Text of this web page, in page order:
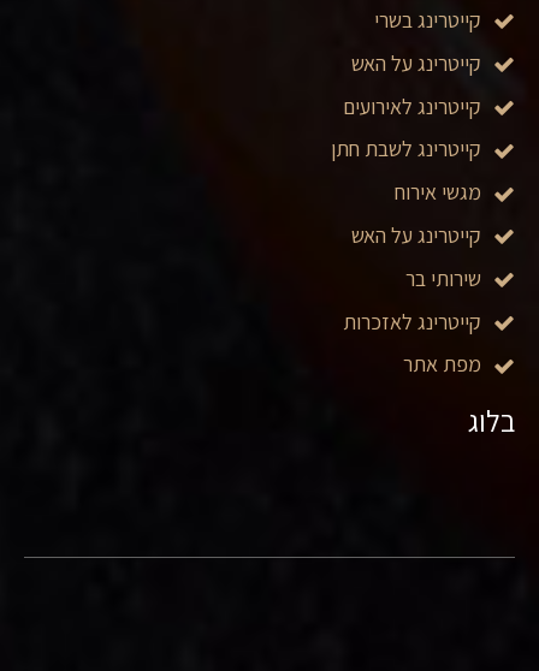
בלוג
קייטרינג בשרי
קייטרינג על האש
קייטרינג לאירועים
קייטרינג לשבת חתן
מגשי אירוח
קייטרינג על האש
שירותי בר
קייטרינג לאזכרות
מפת אתר